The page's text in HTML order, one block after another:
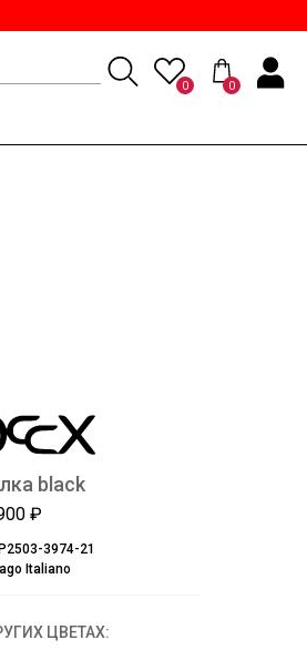
0 0
black
₽
3974-21
Italiano
ЦВЕТАХ: